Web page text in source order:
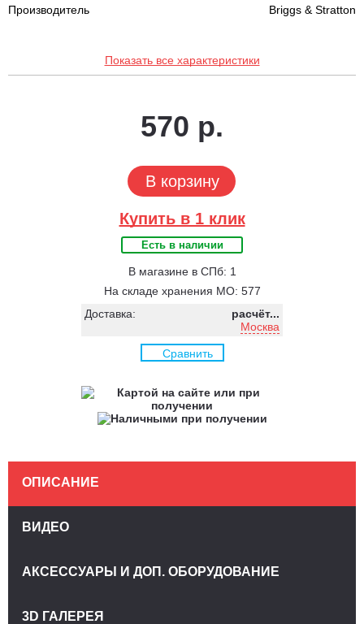
Производитель Briggs & Stratton
Показать все характеристики
570 р.
В корзину
Купить в 1 клик
Есть в наличии
В магазине в СПб: 1
На складе хранения МО: 577
Доставка:
расчёт...
Москва
Сравнить
ОПИСАНИЕ
ВИДЕО
АКСЕССУАРЫ И ДОП. ОБОРУДОВАНИЕ
3D ГАЛЕРЕЯ